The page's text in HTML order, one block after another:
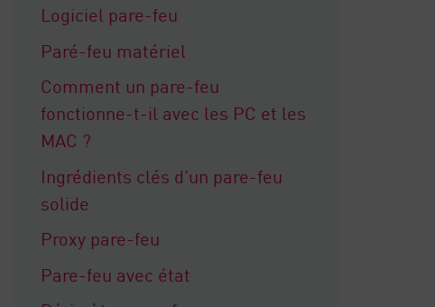
Logiciel pare-feu
Paré-feu matériel
Comment un pare-feu
fonctionne-t-il avec les PC et les
MAC ?
Ingrédients clés d'un pare-feu
solide
Proxy pare-feu
Pare-feu avec état